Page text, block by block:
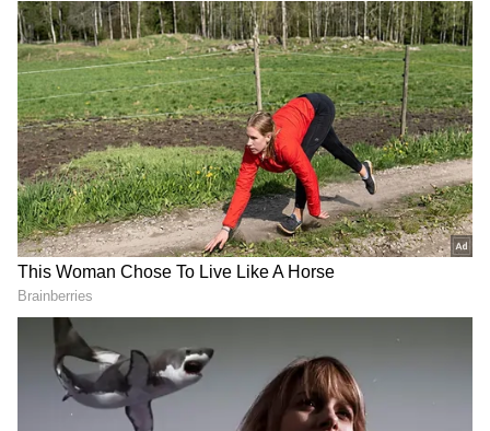
விவரத்தையும் வெளிப்படையாக பொது
வெளியில் வெளியிட்டிருக்க வேண்டும்.
குறைந்தபட்சம் எஞ்சிய சுற்று கலந்தாய்வில்
பங்கேற்க தகுதி படைத்த
மாணவர்களுக்காவது இந்த விவரங்களை
மருத்துவ மாணவர் சேர்க்கைக் குழுவோ
அல்லது அந்த கலந்தாய்வை நடத்தும்
சம்பந்தப்பட்ட கல்லூரிகளோ
தெரிவித்திருக்க வேண்டும். ஆனால்,
யாருக்கும், எந்த விவரங்களும்
தெரிவிக்கப்படாமல் கலந்தாய்வு எப்படி
நடத்தப்பட்டது? என்பதை தமிழ்நாடு
மருத்துவ மாணவர் சேர்க்கைக் குழு தான்
தமிழ்நாட்டு மக்களுக்கும்,
வெற்றி!
சேப்பாக் சூப்பர் கில்லீஸ்
அணியை வீழ்த்தி ஐடிரீம்
திருப்பூர் தமிழன்ஸ் அபார
வெற்றி!